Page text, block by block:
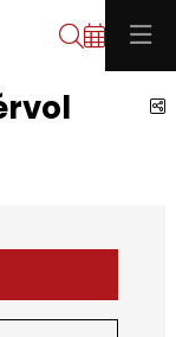
Cerca